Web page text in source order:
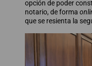
opción de poder
notario, de forma
que se resienta la